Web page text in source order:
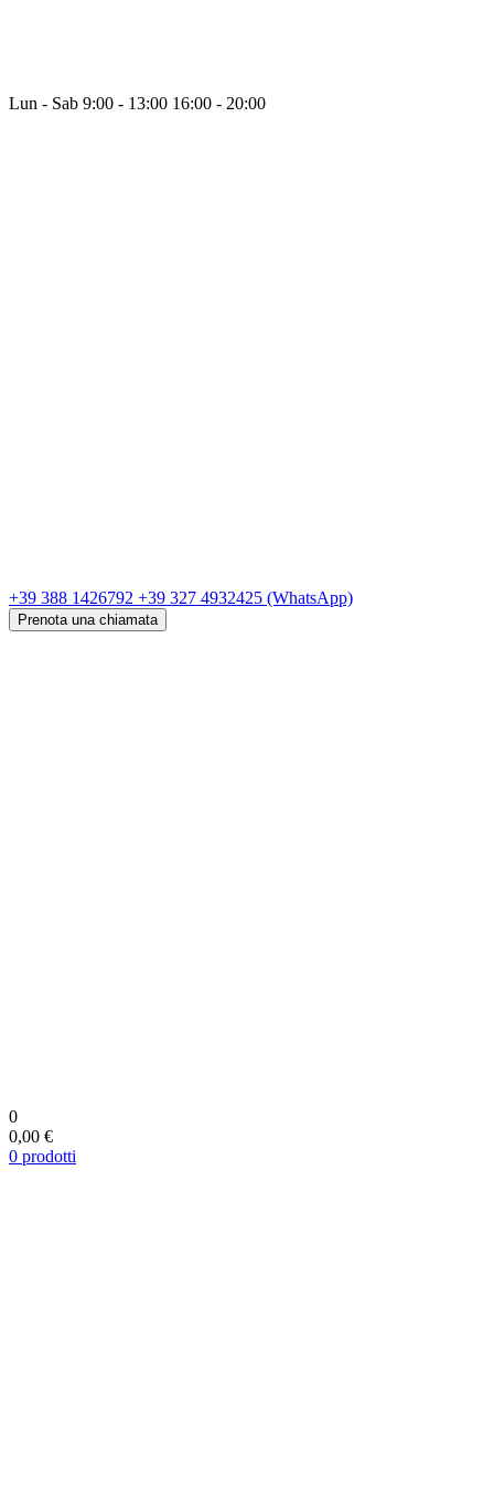
Lun - Sab 9:00 - 13:00 16:00 - 20:00
+39 388 1426792 +39 327 4932425 (WhatsApp)
Prenota una chiamata
0
0,00 €
0 prodotti